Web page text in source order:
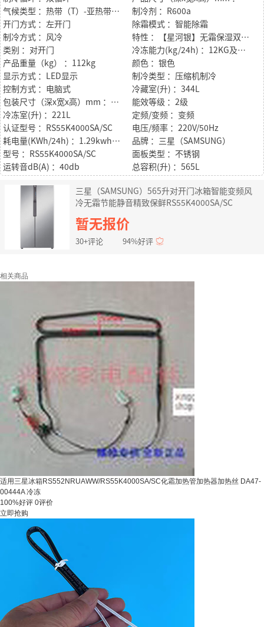
气候类型 ：热带（T）-亚热带（ST）--温带（N）－亚温带型（SN）
制冷剂 ：R600a
开门方式 ：左开门
除霜模式 ：智能除霜
制冷方式 ：风冷
特性 ：【星河银】无霜保湿双循环 家居美学 大容量
类别 ：对开门
冷冻能力(kg/24h) ：12KG及以上
产品重量（kg） ：112kg
颜色 ：银色
显示方式 ：LED显示
制冷类型 ：压缩机制冷
控制方式 ：电脑式
冷藏室(升) ：344L
包装尺寸（深x宽x高）mm ：776x947x1907
能效等级 ：2级
冷冻室(升) ：221L
定频/变频 ：变频
认证型号 ：RS55K4000SA/SC
电压/频率 ：220V/50Hz
耗电量(KWh/24h) ：1.29kwh/24h
品牌 ：三星（SAMSUNG）
型号 ：RS55K4000SA/SC
面板类型 ：不锈钢
运转音dB(A) ：40db
总容积(升) ：565L
三星（SAMSUNG）565升对开门冰箱智能变频风
冷无霜节能静音精致保鲜RS55K4000SA/SC
暂无报价
30+评论 94%好评
相关商品
适用三星冰箱RS552NRUAWW/RS55K4000SA/SC化霜加热管加热器加热丝 DA47-
00444A 冷冻
100%好评 0评价
立即抢购